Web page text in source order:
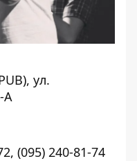
ул.
А
(095) 240-81-74